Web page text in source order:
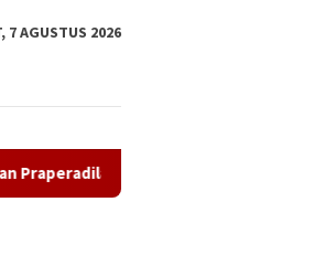
7 AGUSTUS 2026
di Pengadilan Negeri Jakarta Timur